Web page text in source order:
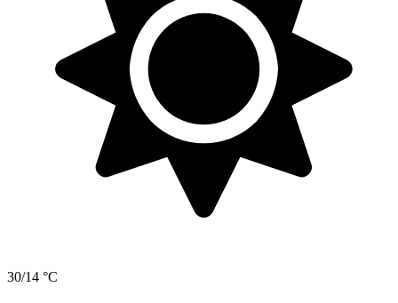
30/14 °C